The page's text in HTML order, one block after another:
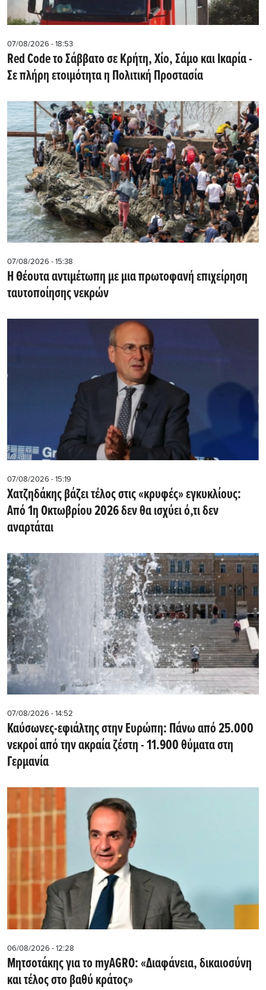
07/08/2026 - 18:53
Red Code το Σάββατο σε Κρήτη, Χίο, Σάμο και Ικαρία -
Σε πλήρη ετοιμότητα η Πολιτική Προστασία
07/08/2026 - 15:38
Η Θέουτα αντιμέτωπη με μια πρωτοφανή επιχείρηση
ταυτοποίησης νεκρών
07/08/2026 - 15:19
Χατζηδάκης βάζει τέλος στις «κρυφές» εγκυκλίους:
Από 1η Οκτωβρίου 2026 δεν θα ισχύει ό,τι δεν
αναρτάται
07/08/2026 - 14:52
Καύσωνες-εφιάλτης στην Ευρώπη: Πάνω από 25.000
νεκροί από την ακραία ζέστη - 11.900 θύματα στη
Γερμανία
06/08/2026 - 12:28
Μητσοτάκης για το myAGRO: «Διαφάνεια, δικαιοσύνη
και τέλος στο βαθύ κράτος»